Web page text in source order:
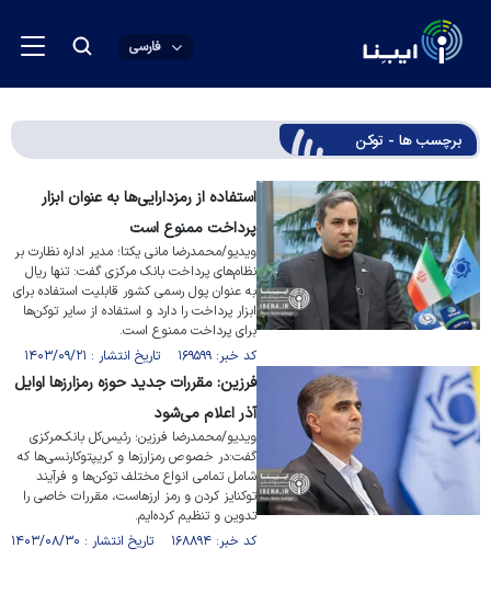
فارسی
برچسب ها - توکن‌
استفاده از رمزدارایی‌ها به عنوان ابزار
پرداخت ممنوع است
ویدیو/محمدرضا مانی یکتا؛ مدیر اداره نظارت بر
نظام‌های پرداخت بانک مرکزی گفت: تنها ریال
به عنوان پول رسمی کشور قابلیت استفاده برای
ابزار پرداخت را دارد و استفاده از سایر توکن‌ها
برای پرداخت ممنوع است.
کد خبر: ۱۶۹۵۹۹ تاریخ انتشار : ۱۴۰۳/۰۹/۲۱
فرزین: مقررات جدید حوزه رمزارز‌ها اوایل
آذر اعلام می‌شود
ویدیو/محمدرضا فرزین؛ رئیس‌کل بانک‌مرکزی
گفت:در خصوص رمزارز‌ها و کریپتوکارنسی‌ها که
شامل تمامی انواع مختلف توکن‌ها و فرآیند
توکنایز کردن و رمز ارزهاست، مقررات خاصی را
تدوین و تنظیم کرده‌ایم.
کد خبر: ۱۶۸۸۹۴ تاریخ انتشار : ۱۴۰۳/۰۸/۳۰